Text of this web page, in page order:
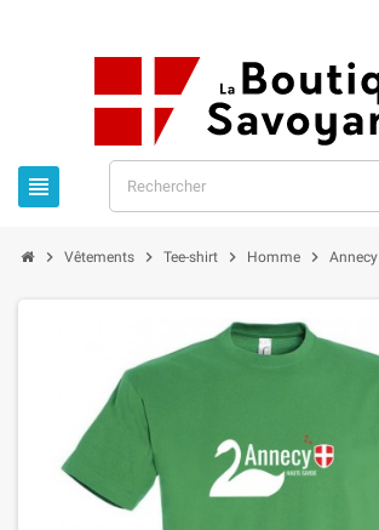

 Vêtements  Tee-shirt  Homme  Annecy